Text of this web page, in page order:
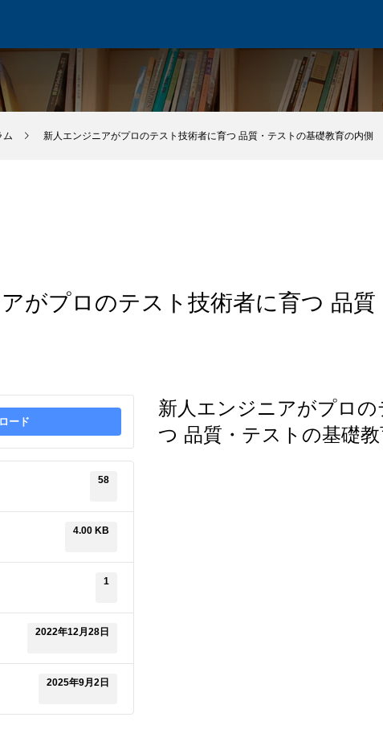
ム 新人エンジニアがプロのテスト技術者に育つ 品質・テストの基礎教育の内側
がプロのテスト技術者に育つ 品
ード
58
4.00 KB
1
2022年12月28日
2025年9月2日
新人エンジニアがプロ
つ 品質・テストの基礎教